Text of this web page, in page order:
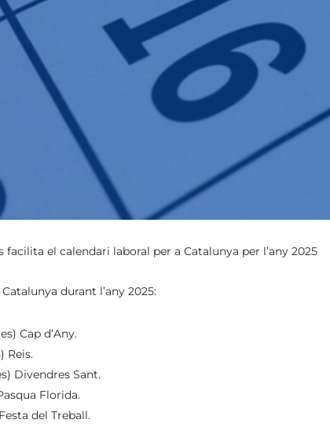
facilita el calendari laboral per a Catalunya per l’any 2025
durant l’any 2025:
Cap d’Any.
Reis.
Divendres Sant.
Florida.
del Treball.